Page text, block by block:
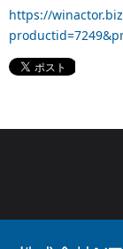
https://